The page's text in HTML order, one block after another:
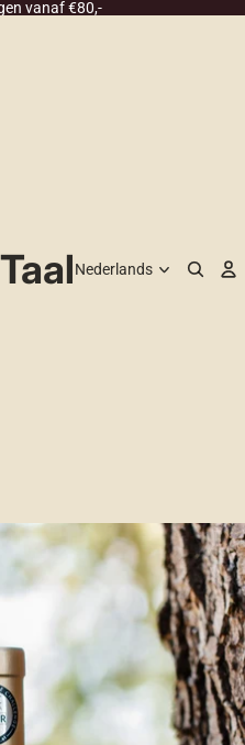
vanaf €80,-
Taal